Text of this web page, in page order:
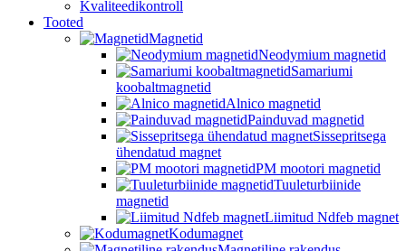
Kvaliteedikontroll
Tooted
Magnetid
Neodymium magnetid
Samariumi
koobaltmagnetid
Alnico magnetid
Painduvad magnetid
Sissepritsega
ühendatud magnet
PM mootori magnetid
Tuuleturbiinide
magnetid
Liimitud Ndfeb magnet
Kodumagnet